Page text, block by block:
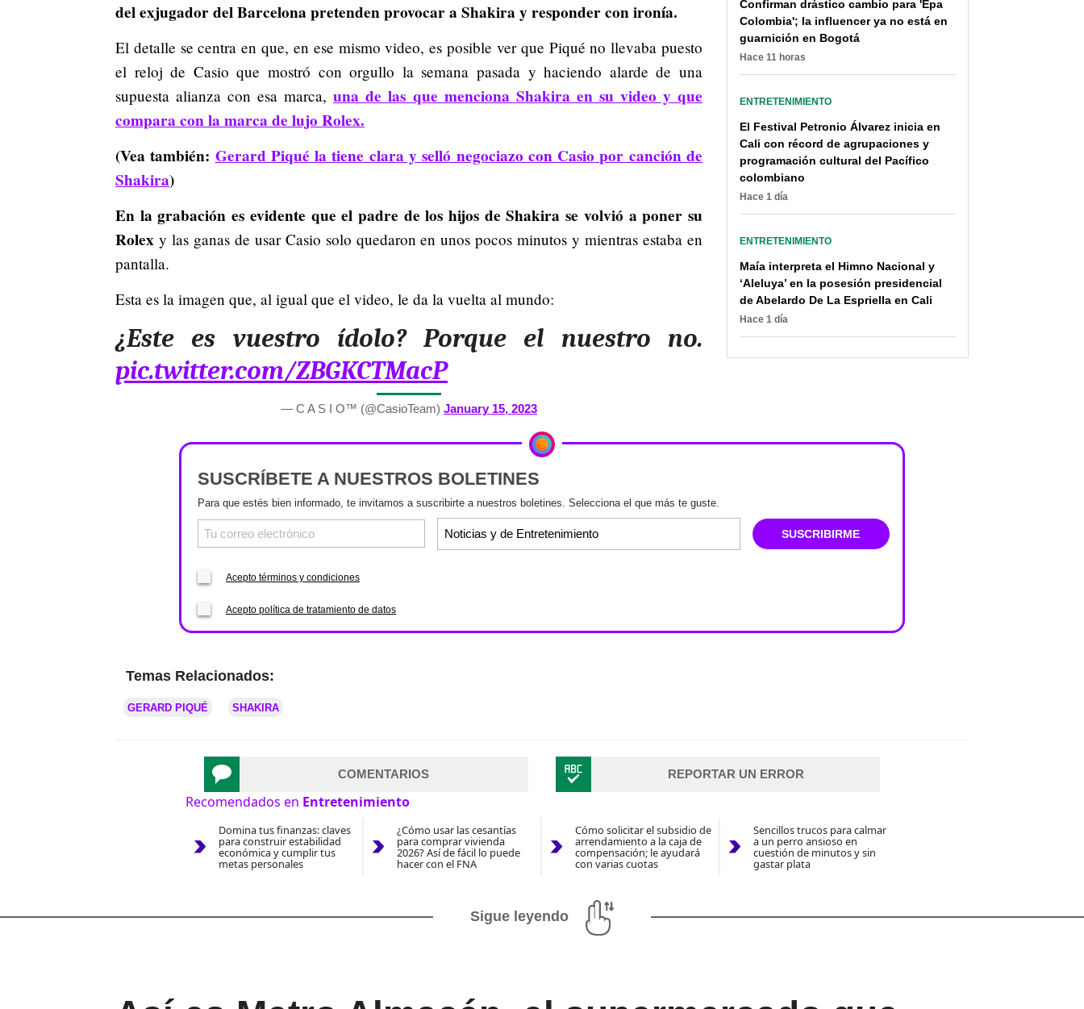
del exjugador del Barcelona pretenden provocar a Shakira y responder con ironía.
El detalle se centra en que, en ese mismo video, es posible ver que Piqué no llevaba puesto
el reloj de Casio que mostró con orgullo la semana pasada y haciendo alarde de una
supuesta alianza con esa marca,una de las que menciona Shakira en su video y que
compara con la marca de lujo Rolex.
(Vea también: Gerard Piqué la tiene clara y selló negociazo con Casio por canción de
Shakira)
En la grabación es evidente que el padre de los hijos de Shakira se volvió a poner su
Rolex y las ganas de usar Casio solo quedaron en unos pocos minutos y mientras estaba en
pantalla.
Esta es la imagen que, al igual que el video, le da la vuelta al mundo:
¿Este es vuestro ídolo? Porque el nuestro no.
pic.twitter.com/ZBGKCTMacP
— C A S I O™ (@CasioTeam) January 15, 2023
Confirman drástico cambio para 'Epa
Colombia'; la influencer ya no está en
guarnición en Bogotá
Hace 11 horas
ENTRETENIMIENTO
El Festival Petronio Álvarez inicia en
Cali con récord de agrupaciones y
programación cultural del Pacífico
colombiano
Hace 1 día
ENTRETENIMIENTO
Maía interpreta el Himno Nacional y
‘Aleluya’ en la posesión presidencial
de Abelardo De La Espriella en Cali
Hace 1 día
SUSCRÍBETE A NUESTROS BOLETINES
Para que estés bien informado, te invitamos a suscribirte a nuestros boletines. Selecciona el que más te guste.
SUSCRIBIRME
Acepto términos y condiciones
Acepto política de tratamiento de datos
Temas Relacionados:
GERARD PIQUÉ SHAKIRA
COMENTARIOS REPORTAR UN ERROR
Recomendados en Entretenimiento
Domina tus finanzas: claves
para construir estabilidad
económica y cumplir tus
metas personales
¿Cómo usar las cesantías
para comprar vivienda
2026? Así de fácil lo puede
hacer con el FNA
Cómo solicitar el subsidio de
arrendamiento a la caja de
compensación; le ayudará
con varias cuotas
Sencillos trucos para calmar
a un perro ansioso en
cuestión de minutos y sin
gastar plata
Sigue leyendo